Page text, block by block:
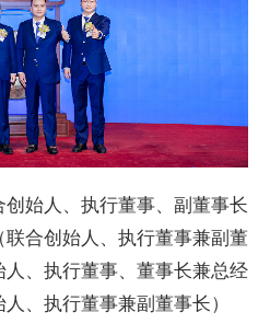
始人、执行董事、副董事长
合创始人、执行董事兼副董
、执行董事、董事长兼总经
、执行董事兼副董事长）